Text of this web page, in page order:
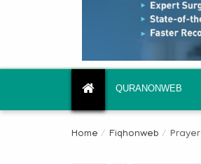
QURANONWEB
Home Fiqhonweb Prayer